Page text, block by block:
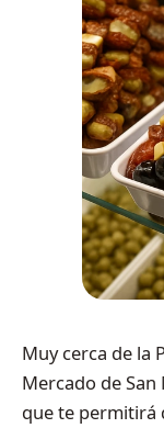
Muy cerca de la
Mercado de
que te permitirá